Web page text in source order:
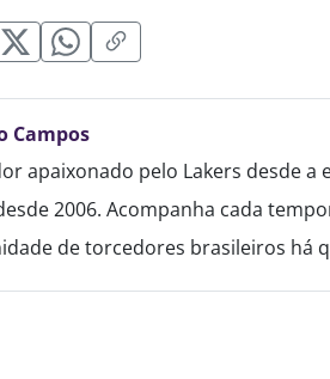
Campos
apaixonado pelo Lakers desde a
2006. Acompanha cada
de torcedores brasileiros há